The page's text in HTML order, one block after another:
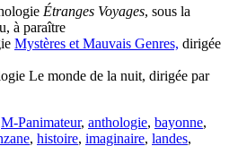
Étranges Voyages, sous la
à paraître
Mystères et Mauvais Genres, dirigée
Le monde de la nuit, dirigée par
M-Panimateur, anthologie, bayonne,
, histoire, imaginaire, landes,